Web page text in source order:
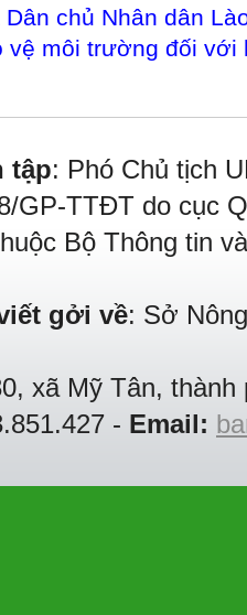
chủ Nhân dân
vệ môi trường đối với
tập: Phó Chủ tịch
GP-TTĐT do cục
Bộ Thông tin
gởi về: Sở
xã Mỹ Tân,
- Email: